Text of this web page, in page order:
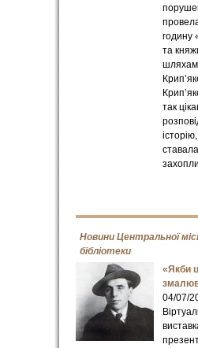
годину
та
так
Новини Центральної
бібліотеки
«Якби
04/07/